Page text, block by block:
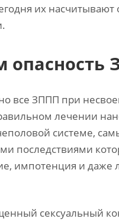
их насчитывают
опасность
все ЗППП при
лечении
системе,
последствиями
импотенция и даже
сексуальный